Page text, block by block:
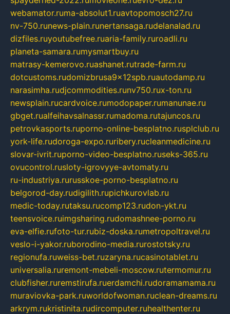
webamator.ruma-absolut1.ruavtopomosch27.ru
nv-750.runews-plain.runertansaga.rudelanalad.ru
dizfiles.ruyoutubefree.ruaria-family.ruroadli.ru
planeta-samara.rumysmartbuy.ru
matrasy-kemerovo.ruashanet.rutrade-farm.ru
dotcustoms.rudomizbrusa9x12spb.ruautodamp.ru
narasimha.rudjcommodities.runv750.rux-ton.ru
newsplain.rucardvoice.rumodopaper.rumanunae.ru
gbget.rualfeihavsalnassr.rumadoma.rutajuncos.ru
petrovkasports.ruporno-online-besplatno.rusplclub.ru
york-life.rudoroga-expo.ruribery.rucleanmedicine.ru
slovar-ivrit.ruporno-video-besplatno.ruseks-365.ru
ovucontrol.rusloty-igrovyye-avtomaty.ru
ru-industriya.rurusskoe-porno-besplatno.ru
belgorod-day.rudigilith.rupichkurovlab.ru
medic-today.rutaksu.rucomp123.rudon-ykt.ru
teensvoice.ruimgsharing.rudomashnee-porno.ru
eva-elfie.rufoto-tur.rubiz-doska.rumetropoltravel.ru
veslo-i-yakor.ruborodino-media.rurostotsky.ru
regionufa.ruweiss-bet.ruzaryna.rucasinotablet.ru
universalia.ruremont-mebeli-moscow.rutermomur.ru
clubfisher.ruremstirufa.ruerdamchi.rudoramamama.ru
muraviovka-park.ruworldofwoman.ruclean-dreams.ru
arkrym.rukristinita.rudircomputer.ruhealthenter.ru